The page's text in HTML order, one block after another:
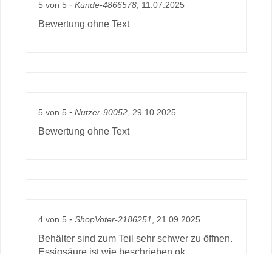
5 von 5 - Kunde-4866578 , 11.07.2025
Bewertung ohne Text
5 von 5 - Nutzer-90052 , 29.10.2025
Bewertung ohne Text
4 von 5 - ShopVoter-2186251 , 21.09.2025
Behälter sind zum Teil sehr schwer zu öffnen.
Essigsäure ist wie beschrieben ok.